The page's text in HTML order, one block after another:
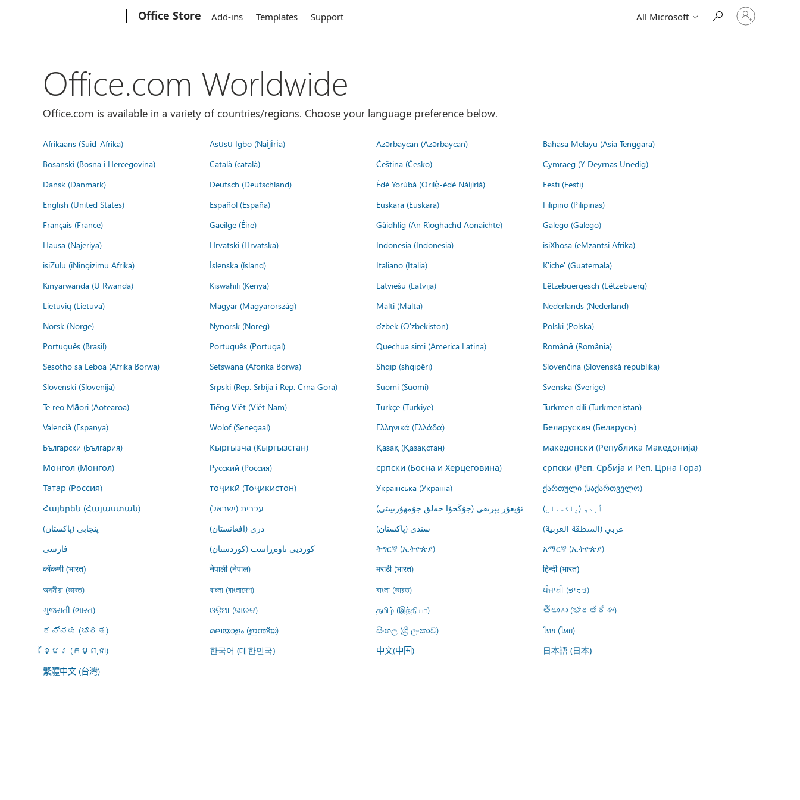
Office Store Add-ins Templates Support All Microsoft
Sign
in
Office.com Worldwide
Office.com is available in a variety of countries/regions. Choose your language preference below.
Afrikaans (Suid-Afrika) Asụsụ Igbo (Naịjịrịa) Azərbaycan (Azərbaycan)
Bahasa Melayu (Asia Tenggara)
Bosanski (Bosna i Hercegovina)
Català (català) Čeština (Česko)
Cymraeg (Y Deyrnas Unedig)
Dansk (Danmark)
Deutsch (Deutschland) Èdè Yorùbá (Orilẹ̀-èdè Nàìjíríà)
Eesti (Eesti)
English (United States)
Español (España) Euskara (Euskara)
Filipino (Pilipinas)
Français (France)
Gaeilge (Éire) Gàidhlig (An Rìoghachd Aonaichte)
Galego (Galego)
Hausa (Najeriya)
Hrvatski (Hrvatska) Indonesia (Indonesia)
isiXhosa (eMzantsi Afrika)
isiZulu (iNingizimu Afrika)
Íslenska (ísland) Italiano (Italia)
K'iche' (Guatemala)
Kinyarwanda (U Rwanda)
Kiswahili (Kenya) Latviešu (Latvija)
Lëtzebuergesch (Lëtzebuerg)
Lietuvių (Lietuva)
Magyar (Magyarország) Malti (Malta)
Nederlands (Nederland)
Norsk (Norge)
Nynorsk (Noreg) o'zbek (O'zbekiston)
Polski (Polska)
Português (Brasil)
Português (Portugal) Quechua simi (America Latina)
Română (România)
Sesotho sa Leboa (Afrika Borwa)
Setswana (Aforika Borwa) Shqip (shqipëri)
Slovenčina (Slovenská republika)
Slovenski (Slovenija)
Srpski (Rep. Srbija i Rep. Crna Gora) Suomi (Suomi)
Svenska (Sverige)
Te reo Māori (Aotearoa)
Tiếng Việt (Việt Nam) Türkçe (Türkiye)
Türkmen dili (Türkmenistan)
Valencià (Espanya)
Wolof (Senegaal) Ελληνικά (Ελλάδα)
Беларуская (Беларусь)
Български (България)
Кыргызча (Кыргызстан) Қазақ (Қазақстан)
македонски (Република Македонија)
Монгол (Монгол)
Русский (Россия) српски (Босна и Херцеговина)
српски (Реп. Србија и Реп. Црна Гора)
Татар (Россия)
тоҷикӣ (Тоҷикистон) Українська (Україна)
ქართული (საქართველო)
Հայերեն (Հայաստան)
עברית (ישראל) ئۇيغۇر يېزىقى (جۇڭخۇا خەلق جۇمھۇرىيىتى)
اُردو (پاکستان)
پنجابی (پاکستان)
درى (افغانستان) سنڌي (پاکستان)
عربي (المنطقة العربية)
فارسى
کوردیی ناوەڕاست (کوردستان) ትግርኛ (ኢትዮጵያ) አማርኛ (ኢትዮጵያ)
कोंकणी (भारत) नेपाली (नेपाल) मराठी (भारत) हिन्दी (भारत)
অসমীয়া (ভাৰত) বাংলা (বাংলাদেশ) বাংলা (ভারত)
ਪੰਜਾਬੀ (ਭਾਰਤ)
ગુજરાતી (ભારત)
ଓଡ଼ିଆ (ଭାରତ) தமிழ் (இந்தியா)
తెలుగు (భారతదేశం)
ಕನ್ನಡ (ಭಾರತ)
മലയാളം (ഇന്ത്യ) සිංහල (ශ්‍රී ලංකාව)
ไทย (ไทย)
ខ្មែរ (កម្ពុជា)
한국어 (대한민국) 中文(中国) 日本語 (日本)
繁體中文 (台灣)